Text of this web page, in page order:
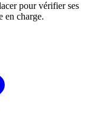
pour vérifier ses
en charge.